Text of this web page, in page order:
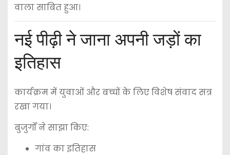
वाला साबित हुआ।
नई पीढ़ी ने जाना अपनी जड़ों का
इतिहास
कार्यक्रम में युवाओं और बच्चों के लिए विशेष संवाद सत्र
रखा गया।
बुजुर्गों ने साझा किए:
गांव का इतिहास